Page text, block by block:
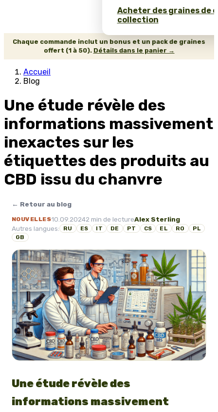
Acheter des graines de
collection
Chaque commande inclut un bonus et un pack de graines
offert (1 à 50). Détails dans le panier →
Accueil
Blog
Une étude révèle des
informations massivement
inexactes sur les
étiquettes des produits au
CBD issu du chanvre
← Retour au blog
NOUVELLES10.09.20242 min de lectureAlex Sterling
Autres langues:
RU ES IT DE PT CS EL RO
PL
GB
Une étude révèle des
informations massivement